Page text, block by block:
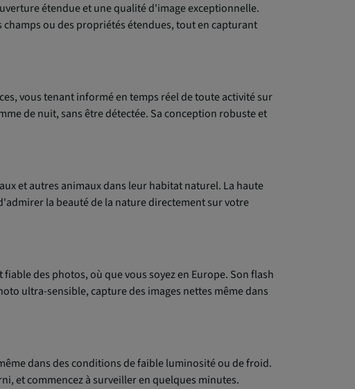
étendue et une qualité d'image exceptionnelle.
champs ou des propriétés étendues, tout en capturant
vous tenant informé en temps réel de toute activité sur
de nuit, sans être détectée. Sa conception robuste et
et autres animaux dans leur habitat naturel. La haute
la beauté de la nature directement sur votre
des photos, où que vous soyez en Europe. Son flash
ultra-sensible, capture des images nettes même dans
dans des conditions de faible luminosité ou de froid.
et commencez à surveiller en quelques minutes.